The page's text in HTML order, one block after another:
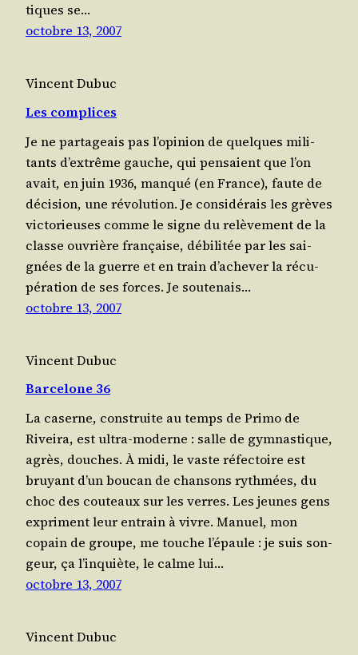
tiques se…
octobre 13, 2007
Vincent Dubuc
Les complices
Je ne par­ta­geais pas l’opinion de quelques mili­
tants d’extrême gauche, qui pen­saient que l’on
avait, en juin 1936, man­qué (en France), faute de
déci­sion, une révo­lu­tion. Je consi­dé­rais les grèves
vic­to­rieuses comme le signe du relè­ve­ment de la
classe ouvrière fran­çaise, débi­li­tée par les sai­
gnées de la guerre et en train d’achever la récu­
pé­ra­tion de ses forces. Je sou­te­nais…
octobre 13, 2007
Vincent Dubuc
Barcelone 36
La caserne, construite au temps de Pri­mo de
Rivei­ra, est ultra-moderne : salle de gym­nas­tique,
agrès, douches. À midi, le vaste réfec­toire est
bruyant d’un bou­can de chan­sons ryth­mées, du
choc des cou­teaux sur les verres. Les jeunes gens
expriment leur entrain à vivre. Manuel, mon
copain de groupe, me touche l’épaule : je suis son­
geur, ça l’inquiète, le calme lui…
octobre 13, 2007
Vincent Dubuc